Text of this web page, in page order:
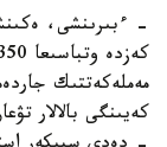
- ءبىرىنشى،
مەملەكەتتىك